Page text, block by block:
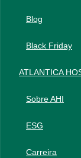
Blog
Black Friday
ATLANTICA
Sobre AHI
ESG
Carreira